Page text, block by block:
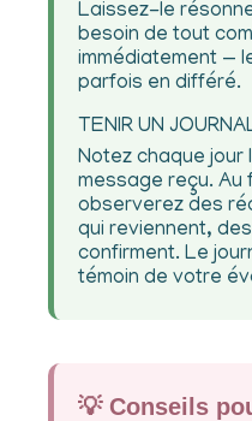
Laissez-le
besoin de tout
immédiatement —
parfois en différé.
TENIR UN
Notez chaque jour
message reçu. Au
observerez des
qui reviennent,
confirment. Le
témoin de votre
💡 Conseils